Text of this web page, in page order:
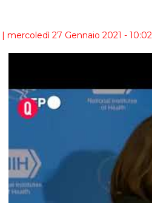
| mercoledì 27 Gennaio 2021 - 10:02